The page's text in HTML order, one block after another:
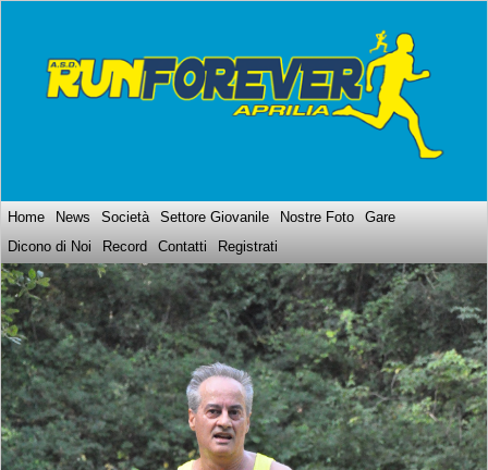
Home News Società Settore Giovanile Nostre Foto
Gare
Dicono di Noi
Record Contatti Registrati